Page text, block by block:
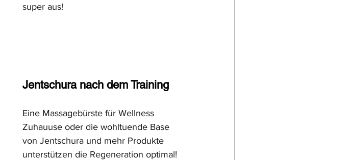
super aus!
Jentschura nach dem Training
Eine Massagebürste für Wellness
Zuhauuse oder die wohltuende Base
von Jentschura und mehr Produkte
unterstützen die Regeneration optimal!